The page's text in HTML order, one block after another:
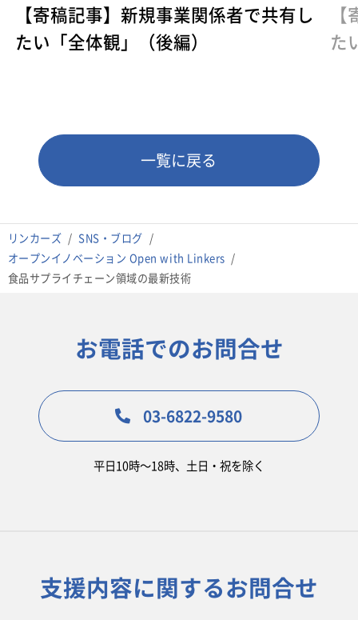
リンカーズ
SNS・ブログ
オープンイノベーション Open with Linkers
食品サプライチェーン領域の最新技術
【寄稿記事】新規事業関係者で共有し
たい「全体観」（後編）
た
一覧に戻る
お電話でのお問合せ
03-6822-9580
平日10時〜18時、土日・祝を除く
支援内容に関するお問合せ